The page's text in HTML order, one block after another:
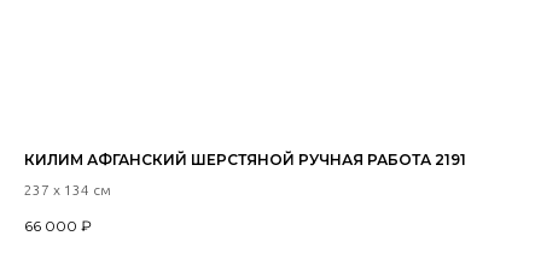
КИЛИМ АФГАНСКИЙ ШЕРСТЯНОЙ РУЧНАЯ РАБОТА 2191
237 х 134 см
66 000 ₽